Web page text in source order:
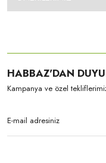
HABBAZ'DAN
Kampanya ve özel